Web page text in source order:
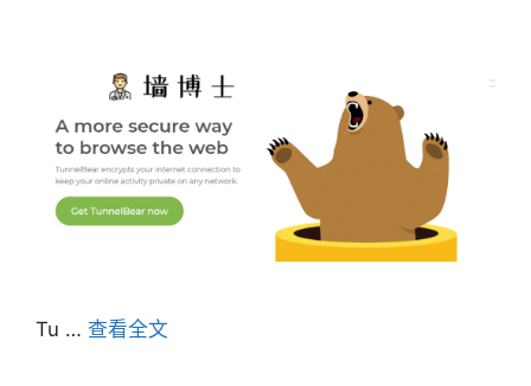
Tu … 查看全文